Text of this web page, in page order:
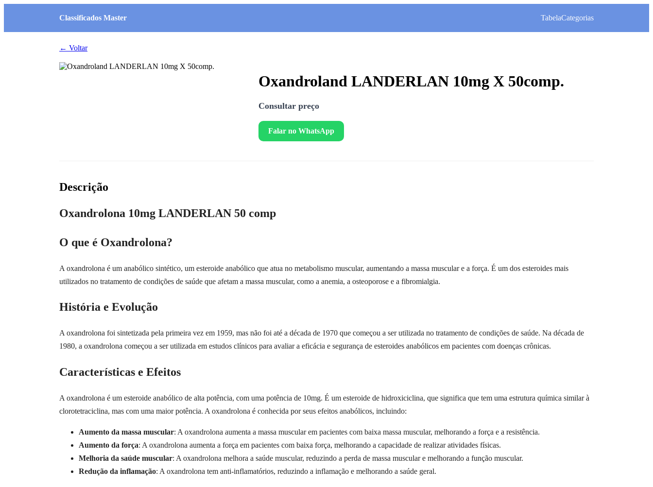
Classificados Master TabelaCategorias
← Voltar
Oxandroland LANDERLAN 10mg X 50comp.
Consultar preço
Falar no WhatsApp
Descrição
Oxandrolona 10mg LANDERLAN 50 comp
O que é Oxandrolona?
A oxandrolona é um anabólico sintético, um esteroide anabólico que atua no metabolismo muscular, aumentando a massa muscular e a força. É um dos esteroides mais
utilizados no tratamento de condições de saúde que afetam a massa muscular, como a anemia, a osteoporose e a fibromialgia.
História e Evolução
A oxandrolona foi sintetizada pela primeira vez em 1959, mas não foi até a década de 1970 que começou a ser utilizada no tratamento de condições de saúde. Na década de
1980, a oxandrolona começou a ser utilizada em estudos clínicos para avaliar a eficácia e segurança de esteroides anabólicos em pacientes com doenças crônicas.
Características e Efeitos
A oxandrolona é um esteroide anabólico de alta potência, com uma potência de 10mg. É um esteroide de hidroxiciclina, que significa que tem uma estrutura química similar à
clorotetraciclina, mas com uma maior potência. A oxandrolona é conhecida por seus efeitos anabólicos, incluindo:
Aumento da massa muscular: A oxandrolona aumenta a massa muscular em pacientes com baixa massa muscular, melhorando a força e a resistência.
Aumento da força: A oxandrolona aumenta a força em pacientes com baixa força, melhorando a capacidade de realizar atividades físicas.
Melhoria da saúde muscular: A oxandrolona melhora a saúde muscular, reduzindo a perda de massa muscular e melhorando a função muscular.
Redução da inflamação: A oxandrolona tem anti-inflamatórios, reduzindo a inflamação e melhorando a saúde geral.